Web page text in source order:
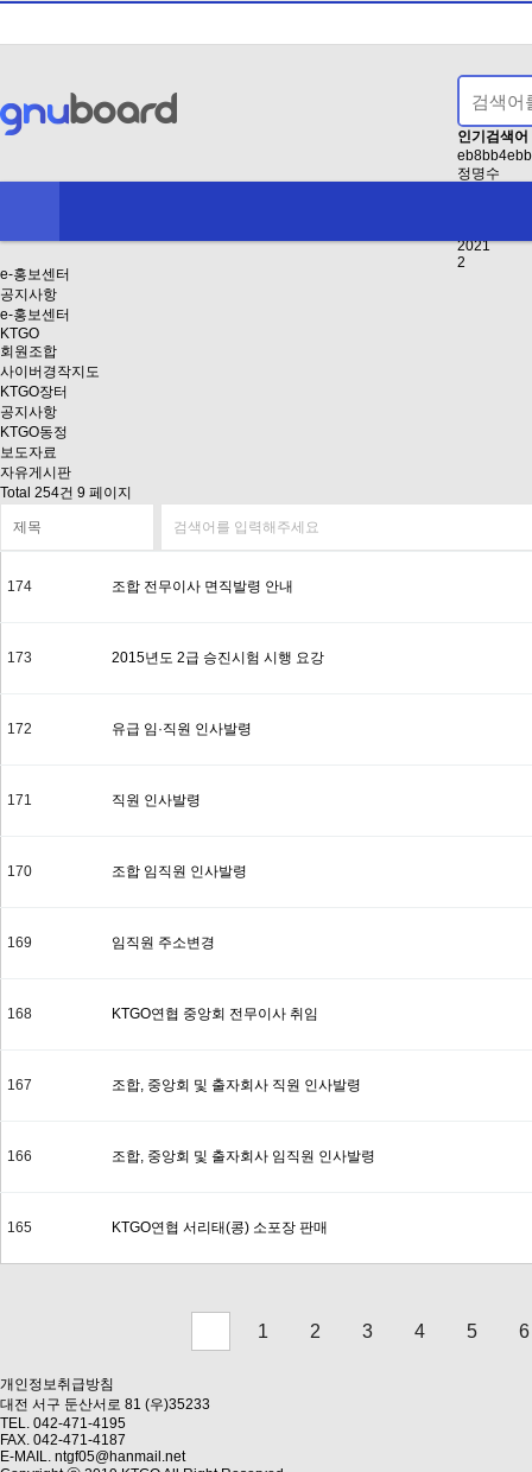
인기검색어
정명수
2021
2
e-홍보센터
공지사항
e-홍보센터
KTGO
회원조합
사이버경작지도
KTGO장터
공지사항
KTGO동정
보도자료
자유게시판
Total 254건 9 페이지
174 조합 전무이사 면직발령 안내
173 2015년도 2급 승진시험 시행 요강
172 유급 임·직원 인사발령
171 직원 인사발령
170 조합 임직원 인사발령
169 임직원 주소변경
168 KTGO연협 중앙회 전무이사 취임
167 조합, 중앙회 및 출자회사 직원 인사발령
166 조합, 중앙회 및 출자회사 임직원 인사발령
165 KTGO연협 서리태(콩) 소포장 판매
1 2 3 4 5 6
개인정보취급방침
대전 서구 둔산서로 81 (우)35233
TEL. 042-471-4195
FAX. 042-471-4187
E-MAIL. ntgf05@hanmail.net